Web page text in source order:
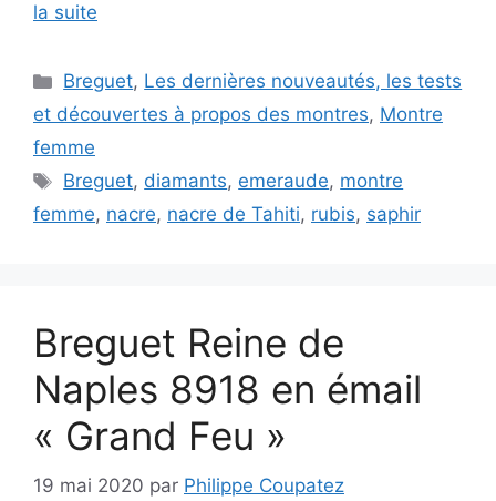
la suite
Catégories
Breguet, Les dernières nouveautés, les tests
et découvertes à propos des montres, Montre
femme
Étiquettes
Breguet, diamants, emeraude, montre
femme, nacre, nacre de Tahiti, rubis, saphir
Breguet Reine de
Naples 8918 en émail
« Grand Feu »
19 mai 2020 par Philippe Coupatez